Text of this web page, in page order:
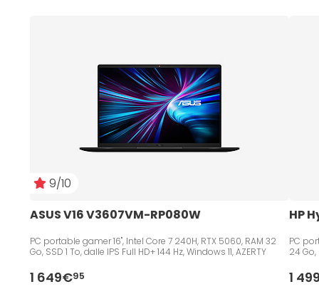
9/10
ASUS V16 V3607VM-RP080W
PC portable gamer 16", Intel Core 7 240H, RTX 5060, RAM 32
Go, SSD 1 To, dalle IPS Full HD+ 144 Hz, Windows 11, AZERTY
1 649€95
HP
PC
24 Go,
1